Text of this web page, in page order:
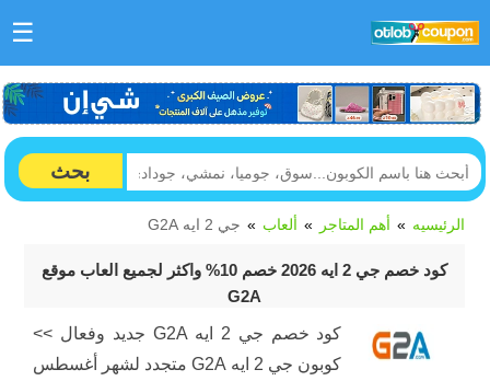
☰
بحث
الرئيسيه أهم المتاجر ألعاب جي 2 ايه G2A
كود خصم جي 2 ايه 2026 خصم 10% واكثر لجميع العاب موقع
G2A
كود خصم جي 2 ايه G2A جديد وفعال >>
كوبون جي 2 ايه G2A متجدد لشهر أغسطس